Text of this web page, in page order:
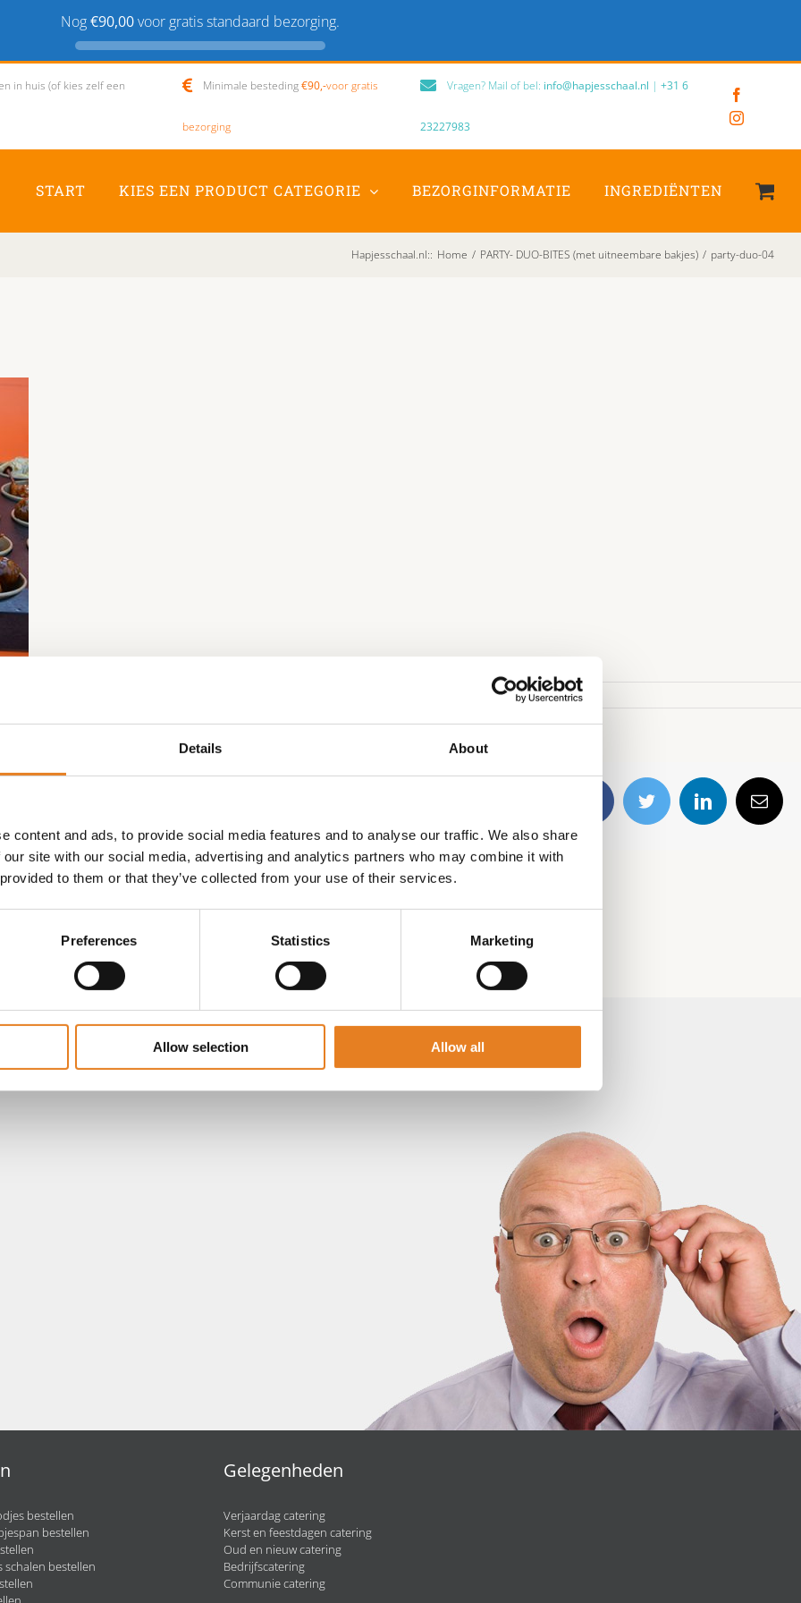
Details About
content and ads, to provide social media features and to analyse our traffic. We also share
site with our social media, advertising and analytics partners who may combine it with
to them or that they’ve collected from your use of their services.
Preferences Statistics Marketing
Allow selection Allow all
Nog€90,00voor gratis standaard bezorging.
in huis (of kies zelf een Minimale besteding€90,-voor gratis
bezorging
Vragen? Mail of bel: info@hapjesschaal.nl |+31 6
23227983
Instagram
START KIES EEN PRODUCT CATEGORIE BEZORGINFORMATIE INGREDIËNTEN
Hapjesschaal.nl:: Home / PARTY- DUO-BITES (met uitneembare bakjes) / party-duo-04
FacebookTwitter LinkedIn
E-
mail
bestellen
bestellen
schalen bestellen
Gelegenheden
Verjaardag catering
Kerst en feestdagen catering
Oud en nieuw catering
Bedrijfscatering
Communie catering